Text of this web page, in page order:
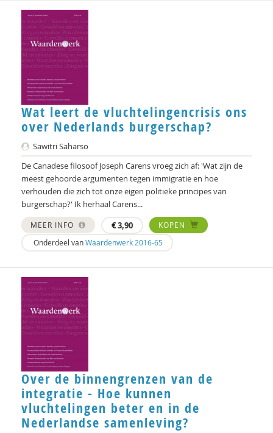
Wat leert de vluchtelingencrisis ons
over Nederlands burgerschap?
Sawitri Saharso
De Canadese filosoof Joseph Carens vroeg zich af: 'Wat zijn de
meest gehoorde argumenten tegen immigratie en hoe
verhouden die zich tot onze eigen politieke principes van
burgerschap?' Ik herhaal Carens...
MEER INFO €3,90
KOPEN
Onderdeel vanWaardenwerk 2016-65
Over de binnengrenzen van de
integratie - Hoe kunnen
vluchtelingen beter en in de
Nederlandse samenleving?